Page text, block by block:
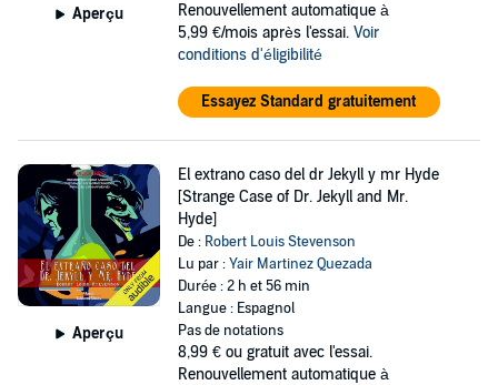
Aperçu
Renouvellement automatique à
5,99 €/mois après l'essai. Voir
conditions d'éligibilité
Essayez Standard gratuitement
Aperçu
El extrano caso del dr Jekyll y mr Hyde
[Strange Case of Dr. Jekyll and Mr.
Hyde]
De : Robert Louis Stevenson
Lu par :Yair Martinez Quezada
Durée : 2 h et 56 min
Langue : Espagnol
Pas de notations
8,99 € ou gratuit avec l'essai.
Renouvellement automatique à